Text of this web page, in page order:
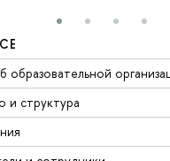
образовательной
и структура